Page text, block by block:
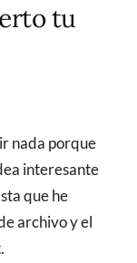
tu
interesante
que he
archivo y el